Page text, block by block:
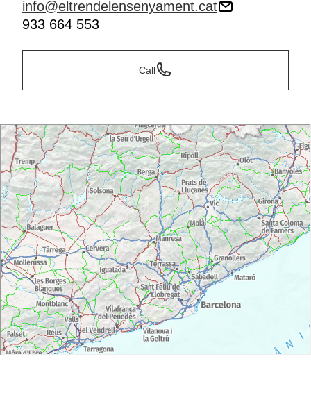
info@eltrendelensenyament.cat
933 664 553
Call